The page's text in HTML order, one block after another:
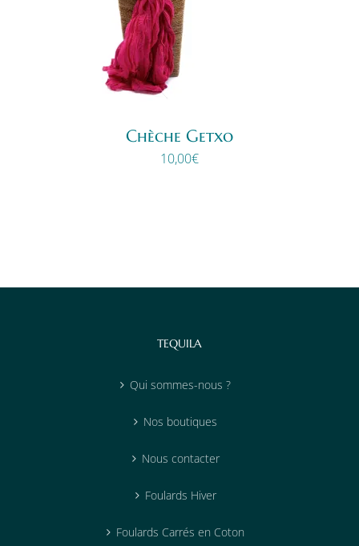
Chèche Getxo
10,00€
TEQUILA
Qui sommes-nous ?
Nos boutiques
Nous contacter
Foulards Hiver
Foulards Carrés en Coton